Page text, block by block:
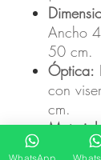
Ancho
50 cm.
Óptica:
con
cm.
WhatsApp